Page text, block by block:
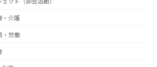
・介護
・労働